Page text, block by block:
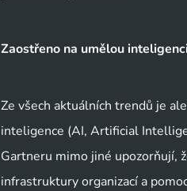
Zaostřeno na umělou
Ze všech aktuálních trendů je
inteligence (AI, Artificial
Gartneru mimo jiné upozorňují,
infrastruktury organizací a